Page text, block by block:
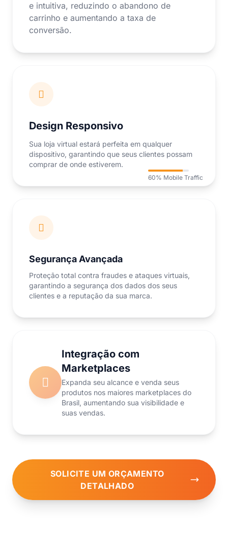
e intuitiva, reduzindo o abandono de
carrinho e aumentando a taxa de
conversão.
Design Responsivo
Sua loja virtual estará perfeita em qualquer
dispositivo, garantindo que seus clientes possam
comprar de onde estiverem.
60% Mobile Traffic
Segurança Avançada
Proteção total contra fraudes e ataques virtuais,
garantindo a segurança dos dados dos seus
clientes e a reputação da sua marca.
Integração com
Marketplaces
Expanda seu alcance e venda seus
produtos nos maiores marketplaces do
Brasil, aumentando sua visibilidade e
suas vendas.
SOLICITE UM ORÇAMENTO
DETALHADO